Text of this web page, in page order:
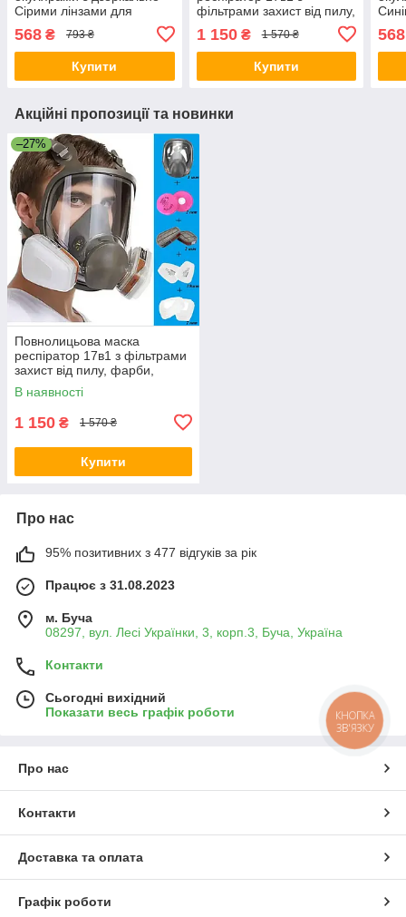
Сірими лінзами для
Black
568 ₴ 793 ₴
Купити
фільтрами захист від пилу,
фарби, формальдегіду +
Чехол
1 150₴ 1 570 ₴
Купити
568
Акційні пропозиції та новинки
–27%
Повнолицьова маска
респіратор 17в1 з фільтрами
захист від пилу, фарби,
формальдегіду + Чехол
В наявності
1 150 ₴ 1 570 ₴
Купити
Про нас
95% позитивних з 477 відгуків за рік
Працює з 31.08.2023
м. Буча
08297, вул. Лесі Українки, 3, корп.3, Буча, Україна
Контакти
Сьогодні вихідний
Показати весь графік роботи
Про нас
Контакти
Доставка та оплата
Графік роботи
КНОПКА
ЗВ'ЯЗКУ